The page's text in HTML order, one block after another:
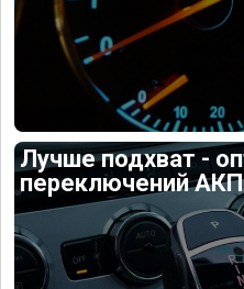
Лучше подхват -
переключений